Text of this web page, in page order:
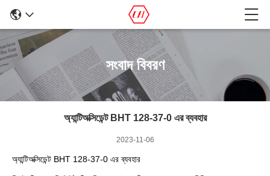
সংবাদ বিবরণ
অ্যান্টিঅক্সিডেন্ট BHT 128-37-0 এর ব্যবহার
2023-11-06
অ্যান্টিঅক্সিডেন্ট BHT 128-37-0 এর ব্যবহার